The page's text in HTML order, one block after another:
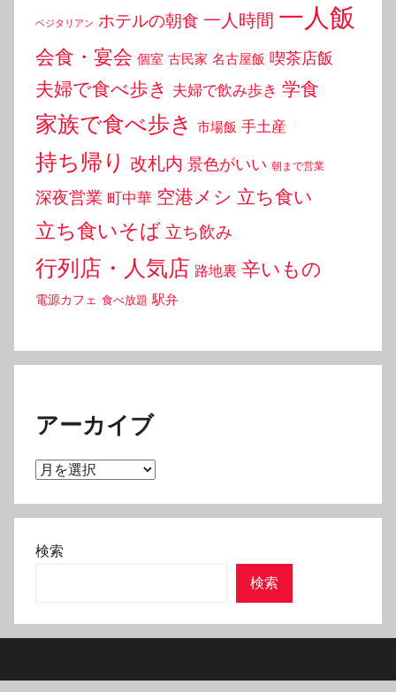
ベジタリアン ホテルの朝食 一人時間 一人飯
会食・宴会 個室 古民家 名古屋飯 喫茶店飯
夫婦で食べ歩き 夫婦で飲み歩き 学食
家族で食べ歩き 市場飯 手土産
持ち帰り 改札内 景色がいい 朝まで営業
深夜営業 町中華 空港メシ 立ち食い
立ち食いそば 立ち飲み
行列店・人気店 路地裏 辛いもの
電源カフェ 食べ放題 駅弁
アーカイブ
ア
カ
イ
検索
検索